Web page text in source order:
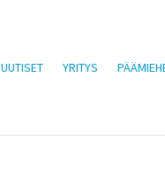
UUTISET YRITYS